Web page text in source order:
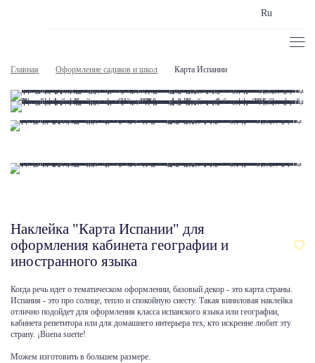
Ru
Главная Оформление садиков и школ Карта Испании
Наклейка "Карта Испании" для
оформления кабинета географии и
иностранного языка
Когда речь идет о тематическом оформлении, базовый декор - это карта страны.
Испания - это про солнце, тепло и спокойную сиесту. Такая виниловая наклейка
отлично подойдет для оформления класса испанского языка или географии,
кабинета репетитора или для домашнего интерьера тех, кто искренне любит эту
страну. ¡Buena suerte!
Можем изготовить в большем размере.